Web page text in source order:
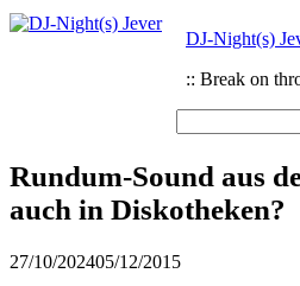
Zum
Zum
DJ-Night(s)
:: Break on
Rundum-Sound aus
auch in Diskotheken?
27/10/202405/12/2015